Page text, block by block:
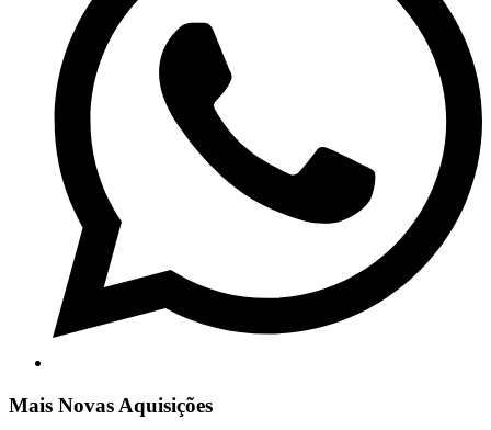
Mais Novas Aquisições